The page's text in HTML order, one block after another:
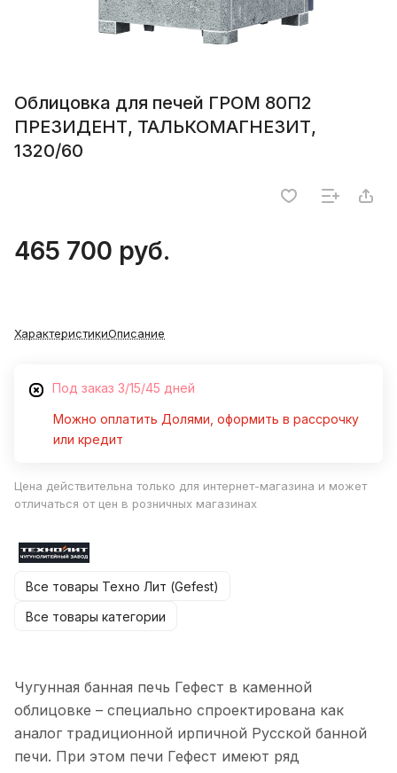
Облицовка для печей ГРОМ 80П2
ПРЕЗИДЕНТ, ТАЛЬКОМАГНЕЗИТ,
1320/60
465 700 руб.
ХарактеристикиОписание
Под заказ 3/15/45 дней
Можно оплатить Долями, оформить в рассрочку
или кредит
Цена действительна только для интернет-магазина и может
отличаться от цен в розничных магазинах
Все товары Техно Лит (Gefest)
Все товары категории
Чугунная банная печь Гефест в каменной
облицовке – специально спроектирована как
аналог традиционной ирпичной Русской банной
печи. При этом печи Гефест имеют ряд